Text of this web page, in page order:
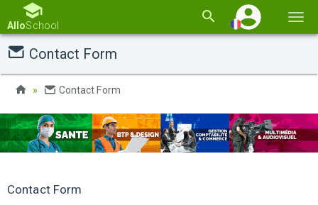
la
AlloSchool
Contact Form
Contact Form
Contact Form